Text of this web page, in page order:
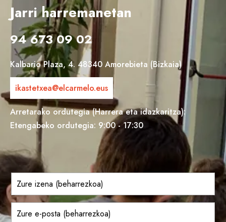
Jarri harremanetan
94 673 09 02
Kalbario Plaza, 4. 48340 Amorebieta (Bizkaia)
ikastetxea@elcarmelo.eus
Arretarako ordutegia (Harrera eta idazkaritza):
Etengabeko ordutegia: 9:00 - 17:30